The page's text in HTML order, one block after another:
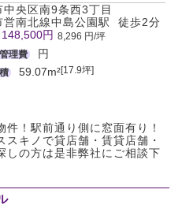
中央区南9条西3丁目
営南北線中島公園駅 徒歩2分
148,500円 8,296 円/坪
理費
円
59.07m²[17.9坪]
！駅前通り側に窓面有り！
スキノで貸店舗・賃貸店舗・
しの方は是非弊社にご相談下